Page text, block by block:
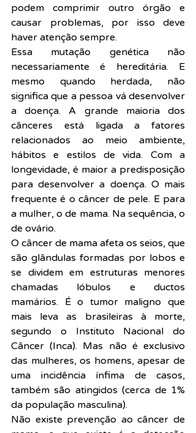
podem comprimir outro órgão e
causar problemas, por isso deve
haver atenção sempre.
Essa mutação genética não
necessariamente é hereditária. E
mesmo quando herdada, não
significa que a pessoa vá desenvolver
a doença. A grande maioria dos
cânceres está ligada a fatores
relacionados ao meio ambiente,
hábitos e estilos de vida. Com a
longevidade, é maior a predisposição
para desenvolver a doença. O mais
frequente é o câncer de pele. E para
a mulher, o de mama. Na sequência, o
de ovário.
O câncer de mama afeta os seios, que
são glândulas formadas por lobos e
se dividem em estruturas menores
chamadas lóbulos e ductos
mamários. É o tumor maligno que
mais leva as brasileiras à morte,
segundo o Instituto Nacional do
Câncer (Inca). Mas não é exclusivo
das mulheres, os homens, apesar de
uma incidência ínfima de casos,
também são atingidos (cerca de 1%
da população masculina).
Não existe prevenção ao câncer de